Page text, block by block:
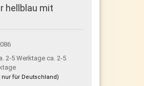
hellblau mit
ca. 2-5
nur für Deutschland)